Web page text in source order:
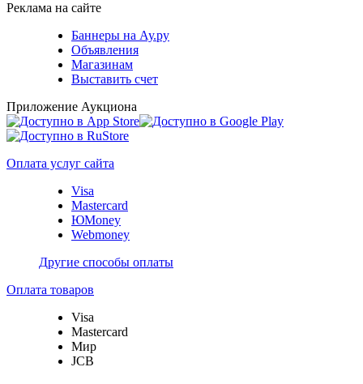
Реклама на сайте
Баннеры на Ау.ру
Объявления
Магазинам
Выставить счет
Приложение Аукциона
Оплата услуг сайта
Visa
Mastercard
ЮMoney
Webmoney
Другие способы оплаты
Оплата товаров
Visa
Mastercard
Мир
JCB